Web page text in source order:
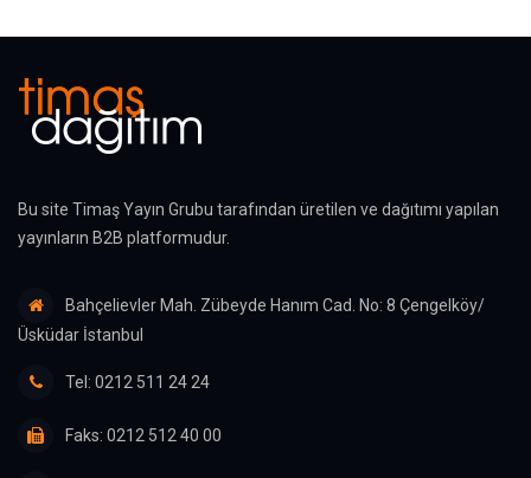
Bu site Timaş Yayın Grubu tarafından üretilen ve dağıtımı yapılan
yayınların B2B platformudur.
Bahçelievler Mah. Zübeyde Hanım Cad. No: 8 Çengelköy/
Üsküdar İstanbul
Tel: 0212 511 24 24
Faks: 0212 512 40 00